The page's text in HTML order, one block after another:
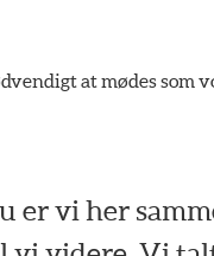
at mødes som
er vi her